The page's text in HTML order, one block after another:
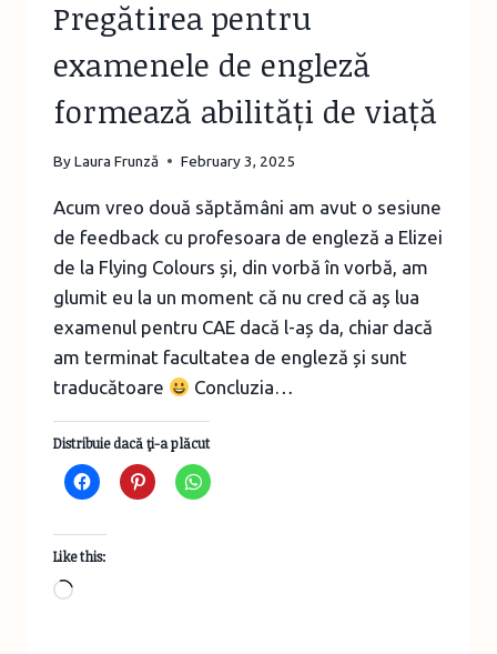
Pregătirea pentru
examenele de engleză
formează abilități de viață
ByLaura Frunză February 3, 2025
Acum vreo două săptămâni am avut o sesiune
de feedback cu profesoara de engleză a Elizei
de la Flying Colours și, din vorbă în vorbă, am
glumit eu la un moment că nu cred că aș lua
examenul pentru CAE dacă l-aș da, chiar dacă
am terminat facultatea de engleză și sunt
traducătoare
Concluzia…
Distribuie dacă ţi-a plăcut
Like this:
Loading…